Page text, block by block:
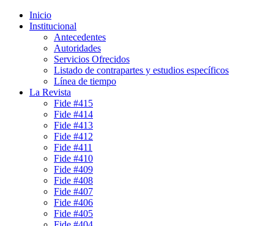
Inicio
Institucional
Antecedentes
Autoridades
Servicios Ofrecidos
Listado de contrapartes y estudios específicos
Línea de tiempo
La Revista
Fide #415
Fide #414
Fide #413
Fide #412
Fide #411
Fide #410
Fide #409
Fide #408
Fide #407
Fide #406
Fide #405